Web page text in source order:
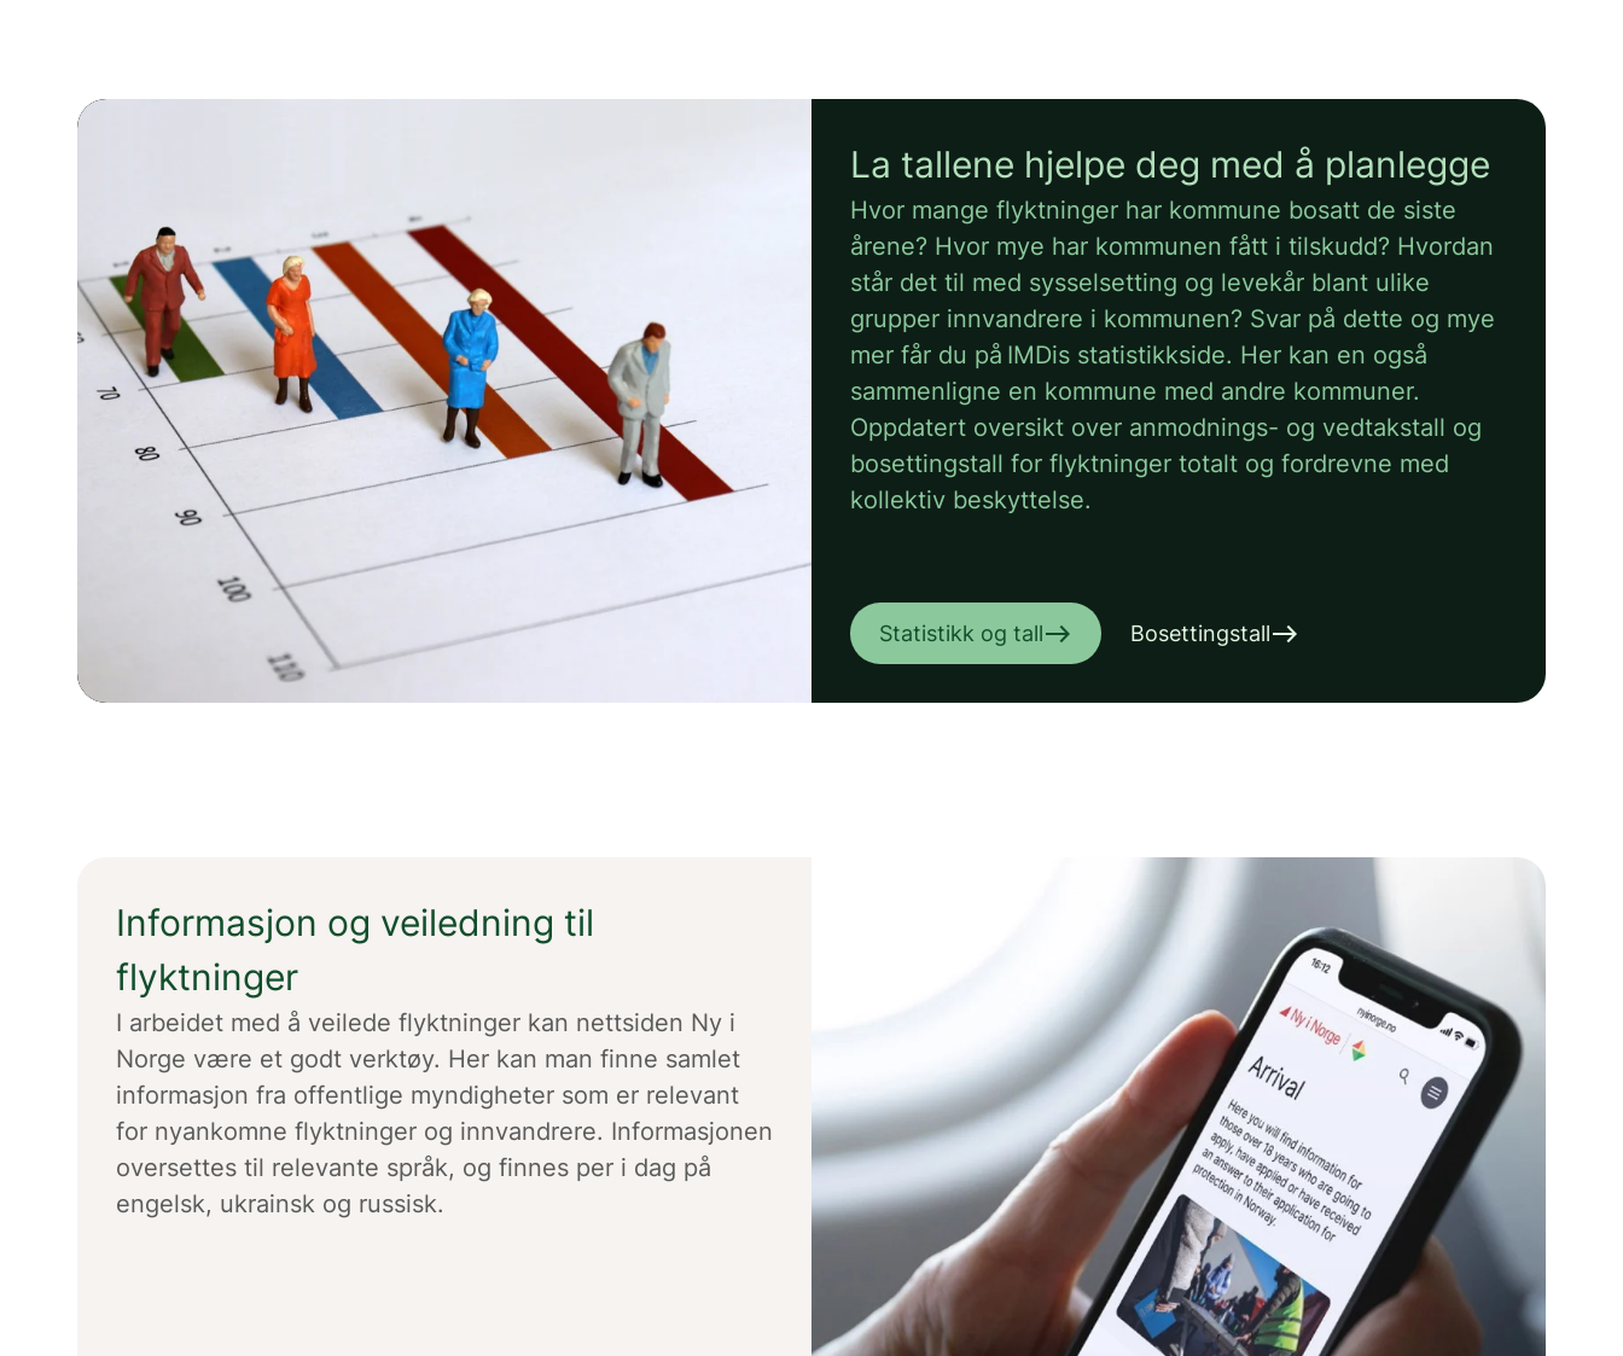
La tallene hjelpe deg med å planlegge
Hvor mange flyktninger har kommune bosatt de siste
årene? Hvor mye har kommunen fått i tilskudd? Hvordan
står det til med sysselsetting og levekår blant ulike
grupper innvandrere i kommunen? Svar på dette og mye
mer får du på IMDis statistikkside. Her kan en også
sammenligne en kommune med andre kommuner.
Oppdatert oversikt over anmodnings- og vedtakstall og
bosettingstall for flyktninger totalt og fordrevne med
kollektiv beskyttelse.
Statistikk og talleast Bosettingstalleast
Informasjon og veiledning til
flyktninger
I arbeidet med å veilede flyktninger kan nettsiden Ny i
Norge være et godt verktøy. Her kan man finne samlet
informasjon fra offentlige myndigheter som er relevant
for nyankomne flyktninger og innvandrere. Informasjonen
oversettes til relevante språk, og finnes per i dag på
engelsk, ukrainsk og russisk.